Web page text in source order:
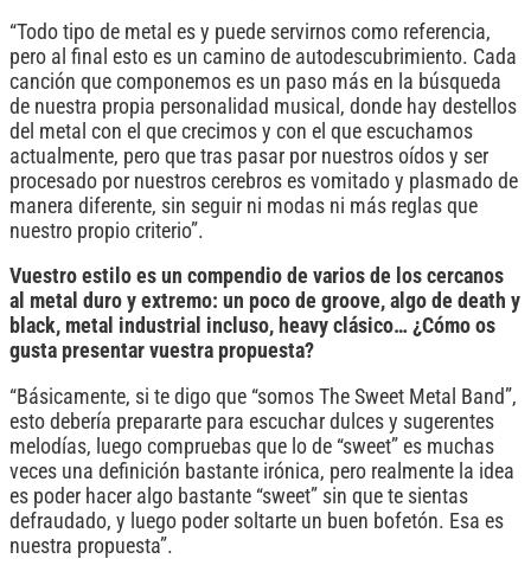
“Todo tipo de metal es y puede servirnos como referencia,
pero al final esto es un camino de autodescubrimiento. Cada
canción que componemos es un paso más en la búsqueda
de nuestra propia personalidad musical, donde hay destellos
del metal con el que crecimos y con el que escuchamos
actualmente, pero que tras pasar por nuestros oídos y ser
procesado por nuestros cerebros es vomitado y plasmado de
manera diferente, sin seguir ni modas ni más reglas que
nuestro propio criterio”.
Vuestro estilo es un compendio de varios de los cercanos
al metal duro y extremo: un poco de groove, algo de death y
black, metal industrial incluso, heavy clásico… ¿Cómo os
gusta presentar vuestra propuesta?
“Básicamente, si te digo que “somos The Sweet Metal Band”,
esto debería prepararte para escuchar dulces y sugerentes
melodías, luego compruebas que lo de “sweet” es muchas
veces una definición bastante irónica, pero realmente la idea
es poder hacer algo bastante “sweet” sin que te sientas
defraudado, y luego poder soltarte un buen bofetón. Esa es
nuestra propuesta”.